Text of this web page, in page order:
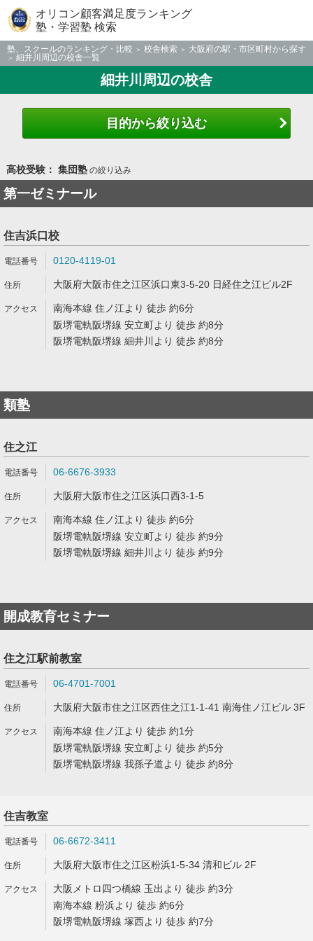
オリコン顧客満足度ランキング
塾・学習塾 検索
塾、スクールのランキング・比較 校舎検索
大阪府の駅・市区町村から探す
細井川周辺の校舎一覧
細井川周辺の校舎
目的から絞り込む
高校受験： 集団塾の絞り込み
第一ゼミナール
住吉浜口校
0120-4119-01
大阪府大阪市住之江区浜口東3-5-20 日経住之江ビル2F
南海本線 住ノ江より 徒歩 約6分
阪堺電軌阪堺線 安立町より 徒歩 約8分
阪堺電軌阪堺線 細井川より 徒歩 約8分
類塾
住之江
06-6676-3933
大阪府大阪市住之江区浜口西3-1-5
南海本線 住ノ江より 徒歩 約6分
阪堺電軌阪堺線 安立町より 徒歩 約9分
阪堺電軌阪堺線 細井川より 徒歩 約9分
開成教育セミナー
住之江駅前教室
06-4701-7001
大阪府大阪市住之江区西住之江1-1-41 南海住ノ江ビル 3F
南海本線 住ノ江より 徒歩 約1分
阪堺電軌阪堺線 安立町より 徒歩 約5分
阪堺電軌阪堺線 我孫子道より 徒歩 約8分
住吉教室
06-6672-3411
大阪府大阪市住之江区粉浜1-5-34 清和ビル 2F
大阪メトロ四つ橋線 玉出より 徒歩 約3分
南海本線 粉浜より 徒歩 約6分
阪堺電軌阪堺線 塚西より 徒歩 約7分